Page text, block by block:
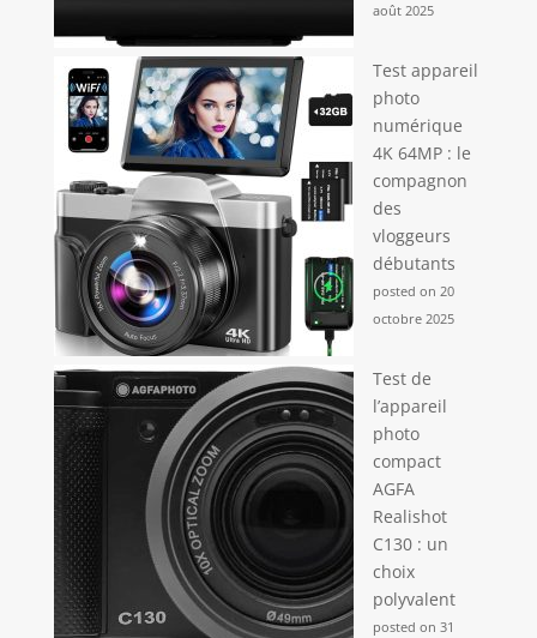
août 2025
Test appareil
photo
numérique
4K 64MP : le
compagnon
des
vloggeurs
débutants
posted on 20
octobre 2025
Test de
l’appareil
photo
compact
AGFA
Realishot
C130 : un
choix
polyvalent
posted on 31